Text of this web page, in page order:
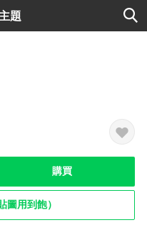
題
購買
圖用到飽）